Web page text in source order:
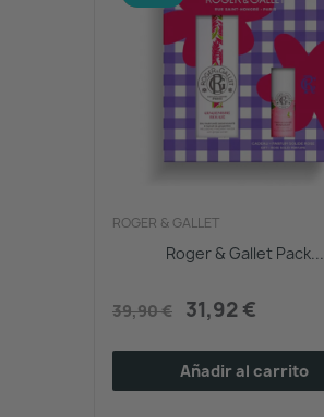
ROGER & GALLET
Roger & Gallet Pack...
39,90 € 31,92 €
Añadir al carrito